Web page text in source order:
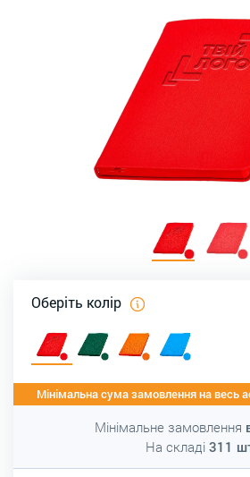
Оберіть колір
Мінімальна сума замовлення на весь
Мінімальне замовлення
На складі 311